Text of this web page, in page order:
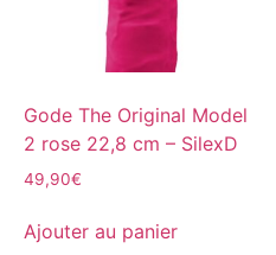
Gode The Original Model
2 rose 22,8 cm – SilexD
49,90€
Ajouter au panier